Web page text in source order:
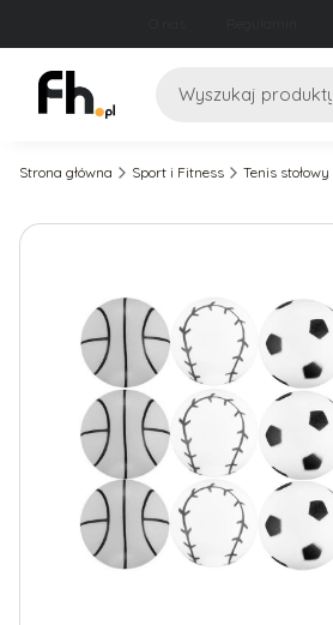
Szukaj
Strona główna Sport i Fitness Tenis stołowy